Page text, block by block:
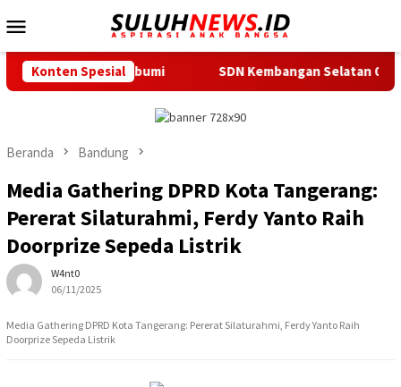
ke
Mobile
Konten Spesial
Sukabumi SDN Kembangan Selatan 01 Jakarta Barat
Beranda Bandung
Media Gathering DPRD Kota Tangerang:
Pererat Silaturahmi, Ferdy Yanto Raih
Doorprize Sepeda Listrik
W4nt0
06/11/2025
Media Gathering DPRD Kota Tangerang: Pererat Silaturahmi, Ferdy Yanto Raih
Doorprize Sepeda Listrik